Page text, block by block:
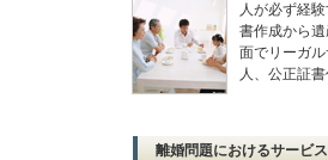
人が必ず経
書作成から
面でリーガ
人、公正証
離婚問題におけるサービス